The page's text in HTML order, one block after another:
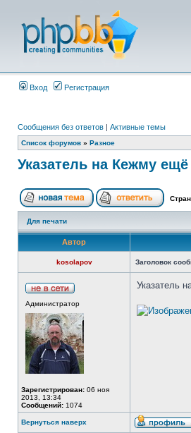
Вход Регистрация
Сообщения без ответов | Активные темы
Список форумов » Разное
Указатель на Кежму ещё
Для печати
Автор
kosolapov Заголовок
Администратор
Зарегистрирован: 06 ноя
2013, 13:34
Сообщений: 1074
Указатель
Вернуться наверх